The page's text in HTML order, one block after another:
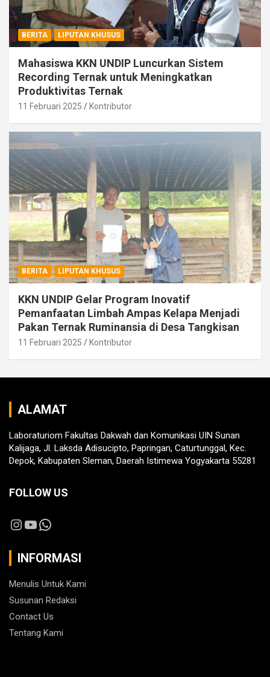
BERITA LIPUTAN KHUSUS
Mahasiswa KKN UNDIP Luncurkan Sistem
Recording Ternak untuk Meningkatkan
Produktivitas Ternak
11 Februari 2025 Kontributor
BERITA LIPUTAN KHUSUS
KKN UNDIP Gelar Program Inovatif
Pemanfaatan Limbah Ampas Kelapa Menjadi
Pakan Ternak Ruminansia di Desa Tangkisan
11 Februari 2025 Kontributor
ALAMAT
Laboraturiom Fakultas Dakwah dan Komunikasi UIN Sunan
Kalijaga, Jl. Laksda Adisucipto, Papringan, Caturtunggal, Kec.
Depok, Kabupaten Sleman, Daerah Istimewa Yogyakarta 55281
FOLLOW US
Instagram
YouTube
WhatsApp
INFORMASI
Menulis Untuk Kami
Susunan Redaksi
Contact Us
Tentang Kami